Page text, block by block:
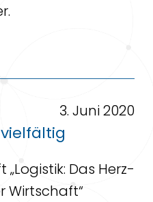
3. Juni 2020
Das Herz-
Wirtschaft“